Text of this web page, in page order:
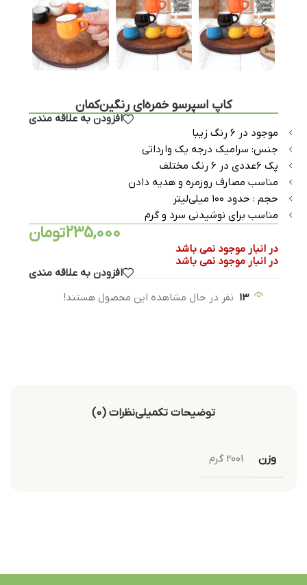
کاپ اسپرسو خمره‌ای رنگین‌کمان
افزودن به علاقه مندی
موجود در ۶ رنگ زیبا
جنس: سرامیک درجه یک وارداتی
پک ۶عددی در ۶ رنگ مختلف
مناسب مصارف روزمره و هدیه دادن
حجم : حدود ۱۰۰ میلی‌لیتر
مناسب برای نوشیدنی سرد و گرم
235,000تومان
در انبار موجود نمی باشد
در انبار موجود نمی باشد
افزودن به علاقه مندی
13 نفر در حال مشاهده این محصول هستند!
توضیحات تکمیلینظرات (0)
وزن 2001 گرم